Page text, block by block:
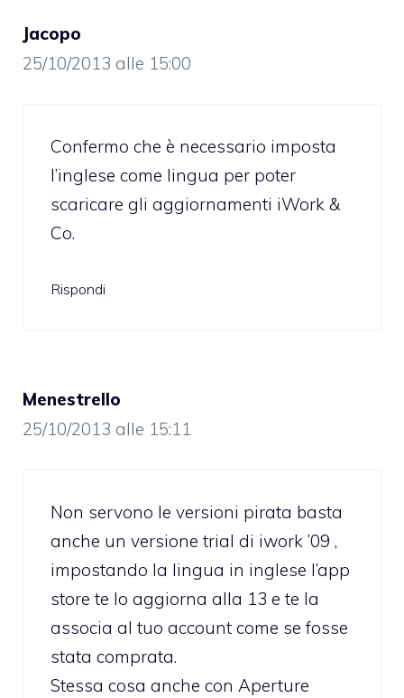
Jacopo
25/10/2013 alle 15:00
Confermo che è necessario imposta
l’inglese come lingua per poter
scaricare gli aggiornamenti iWork &
Co.
Rispondi
Menestrello
25/10/2013 alle 15:11
Non servono le versioni pirata basta
anche un versione trial di iwork ’09 ,
impostando la lingua in inglese l’app
store te lo aggiorna alla 13 e te la
associa al tuo account come se fosse
stata comprata.
Stessa cosa anche con Aperture